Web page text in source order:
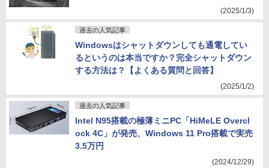
(2025/1/3)
過去の人気記事
Windowsはシャットダウンしても通電してい
るというのは本当ですか？完全シャットダウン
する方法は？【よくある質問と回答】
(2025/1/2)
過去の人気記事
Intel N95搭載の極薄ミニPC「HiMeLE Overcl
ock 4C」が発売、Windows 11 Pro搭載で実売
3.5万円
(2024/12/29)